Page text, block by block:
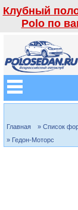
Клубный
Polo по
Главная » Список
» Гедон-Моторс